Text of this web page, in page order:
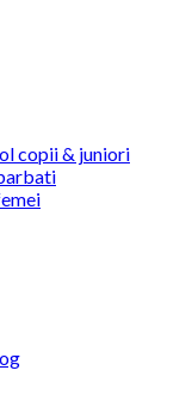
copii & juniori